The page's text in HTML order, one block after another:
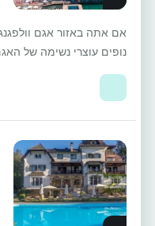
נופים עוצרי נשימה של